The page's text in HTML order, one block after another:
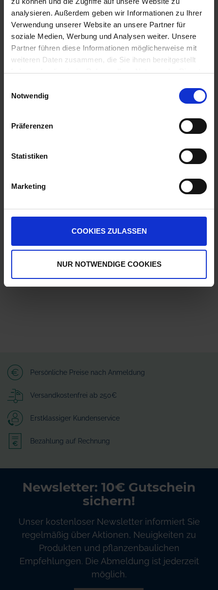
analysieren. Außerdem geben wir Informationen zu Ihrer
Verwendung unserer Website an unsere Partner für
soziale Medien, Werbung und Analysen weiter. Unsere
Partner führen diese Informationen möglicherweise mit
weiteren Daten zusammen, die Sie ihnen bereitgestellt
haben oder die sie im Rahmen Ihrer Nutzung der Dienste
Notwendig
Präferenzen
Statistiken
Marketing
COOKIES ZULASSEN
NUR NOTWENDIGE COOKIES
89,85 € / St
89,85 € pro 1 Stück
106,92 €
inkl. 19% MwSt. ,zzgl. Versandkosten
Lieferung voraussichtlich ab 22.10.26
Menge
ZUR VERGLEICHSLISTE HINZUFÜGEN
Herstellerinformationen (GPSR)
Via A.Palladio 5/A
42048 Rubiera - Reggio nell Emilia - ITALY
Persönliche Preise nach Anmeldung
Versandkostenfrei ab 250€
Erstklassiger Kundenservice
Bezahlung auf Rechnung
Newsletter: 10€ Gutschein
sichern!
Unser kostenloser Newsletter informiert Sie
regelmäßig über Aktionen, Neuigkeiten zu
Produkten und pflanzenbaulichen
Empfehlungen. Die Abmeldung ist jederzeit
möglich.